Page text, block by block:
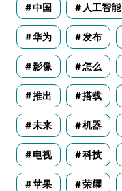
中国 人工智能
华为 发布
影像 怎么
推出 搭载
未来 机器
电视 科技
苹果 荣耀